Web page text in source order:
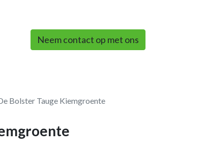
Neem contact op met ons
Bolster Tauge Kiemgroente